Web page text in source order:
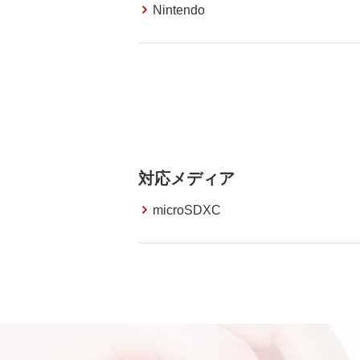
Nintendo
対応メディア
microSDXC